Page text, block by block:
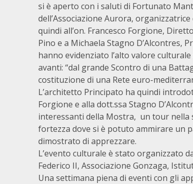
si è aperto con i saluti di Fortunato
dell’Associazione Aurora,
quindi all’on. Francesco Forgione,
Pino e a Michaela Stagno D’Alcontres,
hanno evidenziato l’alto valore
avanti: “dal grande Scontro di una
costituzione di una Rete euro-
L’architetto Principato ha quindi
Forgione e alla dott.ssa Stagno
interessanti della Mostra, un tour nella
fortezza dove si è potuto ammirare un
dimostrato di apprezzare.
L’evento culturale è stato organizzato
Federico II, Associazione Gonzaga,
Una settimana piena di eventi con gli